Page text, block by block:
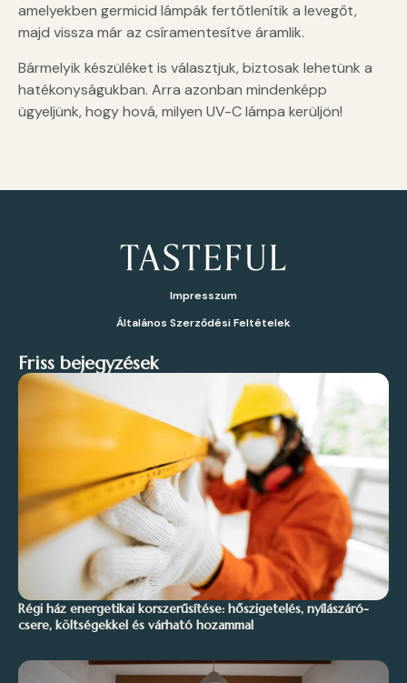
amelyekben germicid lámpák fertőtlenítik a levegőt,
majd vissza már az csíramentesítve áramlik.
Bármelyik készüléket is választjuk, biztosak lehetünk a
hatékonyságukban. Arra azonban mindenképp
ügyeljünk, hogy hová, milyen UV-C lámpa kerüljön!
Impresszum
Általános Szerződési Feltételek
Friss bejegyzések
Régi ház energetikai korszerűsítése: hőszigetelés, nyílászáró-
csere, költségekkel és várható hozammal